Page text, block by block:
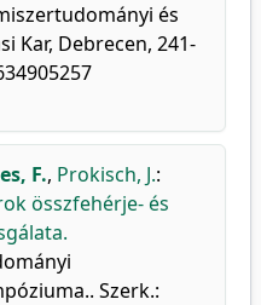
és
Kar, Debrecen, 241-
F., Prokisch, J.:
összfehérje- és
Szerk.: